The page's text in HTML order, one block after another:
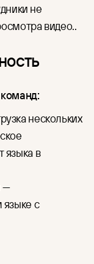
не
видео..
нескольких
языка в
—
языке с